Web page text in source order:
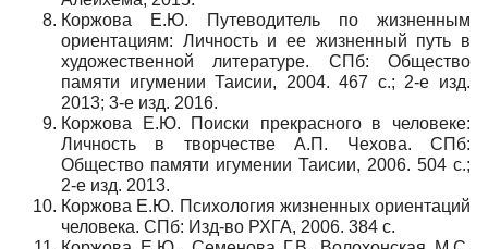
Коржова Е.Ю. Путеводитель по жизненным
ориентациям: Личность и ее жизненный путь в
художественной литературе. СПб: Общество
памяти игумении Таисии, 2004. 467 с.; 2-е изд.
2013; 3-е изд. 2016.
Коржова Е.Ю. Поиски прекрасного в человеке:
Личность в творчестве А.П. Чехова. СПб:
Общество памяти игумении Таисии, 2006. 504 с.;
2-е изд. 2013.
Коржова Е.Ю. Психология жизненных ориентаций
человека. СПб: Изд-во РХГА, 2006. 384 с.